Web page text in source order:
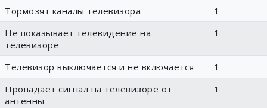
Тормозят каналы телевизора
1
Не показывает телевидение на
телевизоре
1
Телевизор выключается и не включается
1
Пропадает сигнал на телевизоре от
антенны
1